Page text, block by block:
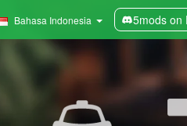
Bahasa Indonesia 5mods on